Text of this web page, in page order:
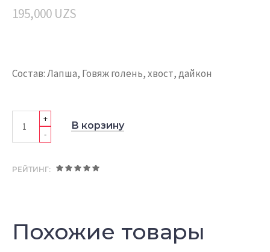
195,000 UZS
Состав: Лапша, Говяж голень, хвост, дайкон
+
-
В корзину
РЕЙТИНГ:
Похожие товары